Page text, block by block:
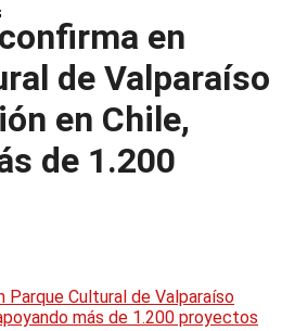
en
de Valparaíso
en Chile,
de 1.200